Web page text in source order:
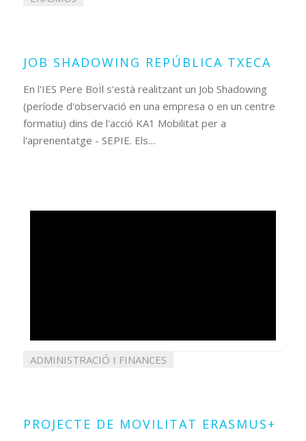
JOB SHADOWING REPÚBLICA TXECA
En l'IES Pere BoÏl s'està realitzant un Job Shadowing
(període d'observació en una empresa o en un centre
formatiu) dins de l'acció KA1 Mobilitat per a
l'aprenentatge - SEPIE. Els…
ADMINISTRACIÓ I FINANCES
PROJECTE DE MOVILITAT ERASMUS+